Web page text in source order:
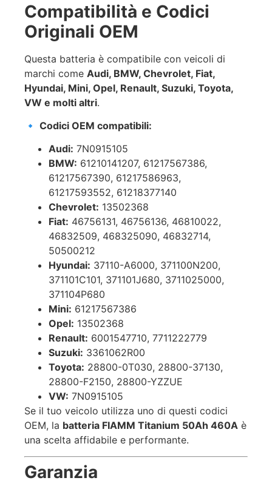
Compatibilità e Codici
Originali OEM
Questa batteria è compatibile con veicoli di
marchi come Audi, BMW, Chevrolet, Fiat,
Hyundai, Mini, Opel, Renault, Suzuki, Toyota,
VW e molti altri.
🔹 Codici OEM compatibili:
Audi: 7N0915105
BMW: 61210141207, 61217567386,
61217567390, 61217586963,
61217593552, 61218377140
Chevrolet: 13502368
Fiat: 46756131, 46756136, 46810022,
46832509, 468325090, 46832714,
50500212
Hyundai: 37110-A6000, 371100N200,
371101C101, 371101J680, 3711025000,
371104P680
Mini: 61217567386
Opel: 13502368
Renault: 6001547710, 7711222779
Suzuki: 3361062R00
Toyota: 28800-0T030, 28800-37130,
28800-F2150, 28800-YZZUE
VW: 7N0915105
Se il tuo veicolo utilizza uno di questi codici
OEM, la batteria FIAMM Titanium 50Ah 460A è
una scelta affidabile e performante.
Garanzia